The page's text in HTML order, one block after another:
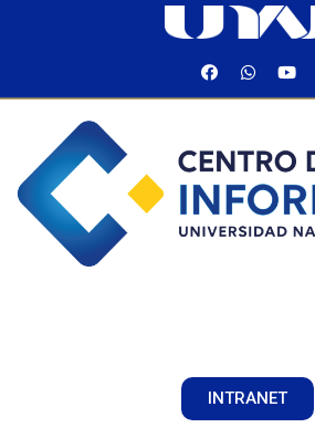
INTRANET